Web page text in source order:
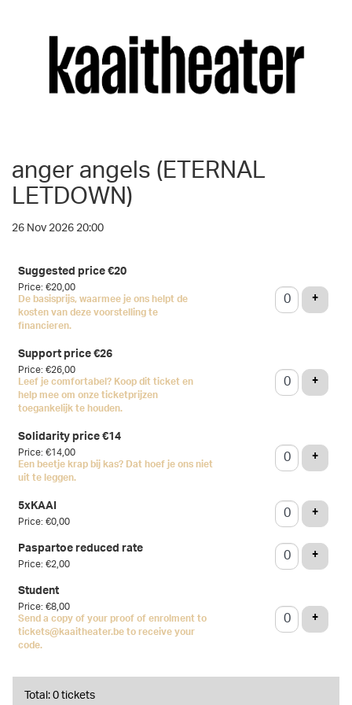
anger angels (ETERNAL
LETDOWN)
26 Nov 2026 20:00
Suggested price €20
Price: €20,00
De basisprijs, waarmee je ons helpt de
kosten van deze voorstelling te
financieren.
+ADD
Support price €26
Price: €26,00
Leef je comfortabel? Koop dit ticket en
help mee om onze ticketprijzen
toegankelijk te houden.
+ADD
Solidarity price €14
Price: €14,00
Een beetje krap bij kas? Dat hoef je ons niet
uit te leggen.
+ADD
5xKAAI
Price: €0,00 +ADD
Paspartoe reduced rate
Price: €2,00 +ADD
Student
Price: €8,00
Send a copy of your proof of enrolment to
tickets@kaaitheater.be to receive your
code.
+ADD
Total: 0 tickets